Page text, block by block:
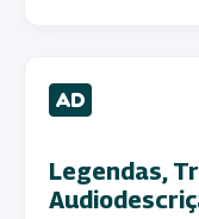
Legendas,